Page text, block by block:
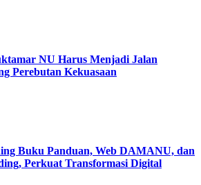
NU Harus Menjadi Jalan
Perebutan Kekuasaan
Buku Panduan, Web DAMANU, dan
Perkuat Transformasi Digital